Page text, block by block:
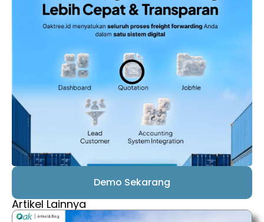
Demo Sekarang
Artikel Lainnya